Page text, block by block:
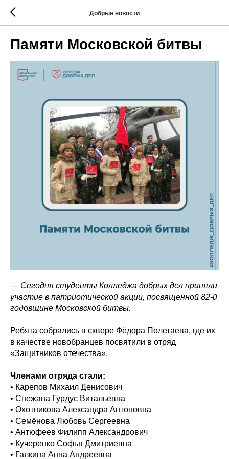
Добрые новости
Памяти Московской битвы
— Сегодня студенты Колледжа добрых дел приняли
участие в патриотической акции, посвященной 82-й
годовщине Московской битвы.
Ребята собрались в сквере Фёдора Полетаева, где их
в качестве новобранцев посвятили в отряд
«Защитников отечества».
Членами отряда стали:
• Карепов Михаил Денисович
• Снежана Гурдус Витальевна
• Охотникова Александра Антоновна
• Семёнова Любовь Сергеевна
• Антюфеев Филипп Александрович
• Кучеренко Софья Дмитриевна
• Галкина Анна Андреевна